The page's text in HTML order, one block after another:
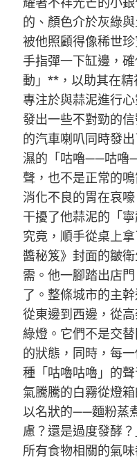
的、顏色介於灰綠
被他照顧得像稀世
手指彈一下缸邊，
動」**，以助其在
專注於與蒜泥進行
發出一些不對勁的
的汽車喇叭同時發
濕的「咕嚕——咕嚕
聲，也不是正常的
消化不良的胃在哀
干擾了他蒜泥的「
究竟，順手從桌上
醬秘笈》封面的皺
需。他一腳踏出店
了。整條城市的主
從東邊到西邊，從
綠燈。它們不是交替
的狀態，同時，每一
種「咕嚕咕嚕」的
氣騰騰的白霧從燈
以名狀的——麵粉蒸
慮？還是過度發酵
所有食物相關的氣